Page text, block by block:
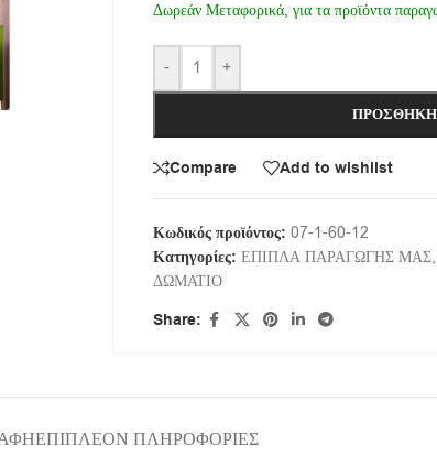
Δωρεάν Μεταφορικά, για τα προϊόντα
- +
Compare Add to wishlist
Κωδικός προϊόντος: 07-1-60-12
Κατηγορίες: ΕΠΙΠΛΑ ΠΑΡΑΓΩΓΗΣ ΜΑΣ,
ΔΩΜΑΤΙΟ
Share:
ΕΠΙΠΛΈΟΝ ΠΛΗΡΟΦΟΡΊΕΣ